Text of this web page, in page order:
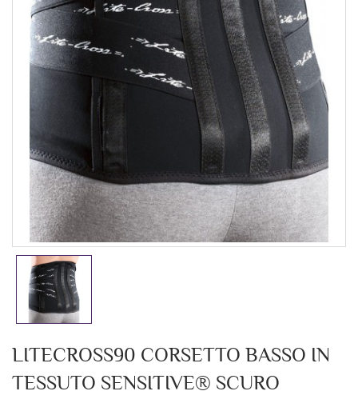
LITECROSS90 CORSETTO BASSO IN
TESSUTO SENSITIVE® SCURO